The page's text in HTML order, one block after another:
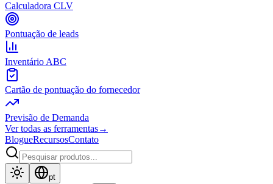
Calculadora CLV
Pontuação de leads
Inventário ABC
Cartão de pontuação do fornecedor
Previsão de Demanda
Ver todas as ferramentas→
BlogueRecursosContato
pt